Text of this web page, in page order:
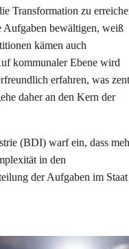
Transformation zu
Aufgaben bewältigen, weiß
kämen auch
kommunaler Ebene wird
erfahren, was
daher an den Kern der
(BDI) warf ein, dass
in den
der Aufgaben im Staat